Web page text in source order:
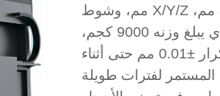
مم، وشوط X/Y/Z الذي يبلغ 3500/2000/1600 مم،
وهيكل الآلة الصلب الذي يبلغ وزنه 9000 كجم،
تحافظ الآلة على دقة تكرار ±0.01 مم حتى أثناء